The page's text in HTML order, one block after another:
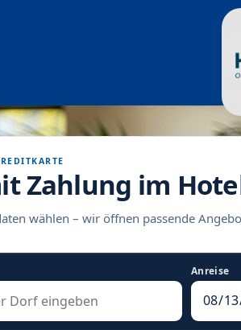
Zahlung im
wählen – wir öffnen passende
Anreise